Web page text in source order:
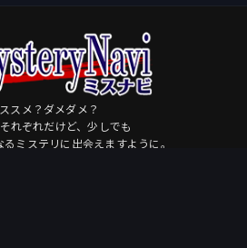
スメ？ダメダメ？
れぞれだけど、少しでも
ミステリに出会えますように。